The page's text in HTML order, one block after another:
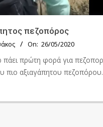
πεζοπόρος
On: 26/05/2020
πάει πρώτη φορά για
πιο αξιαγάπητου πεζοπόρου.